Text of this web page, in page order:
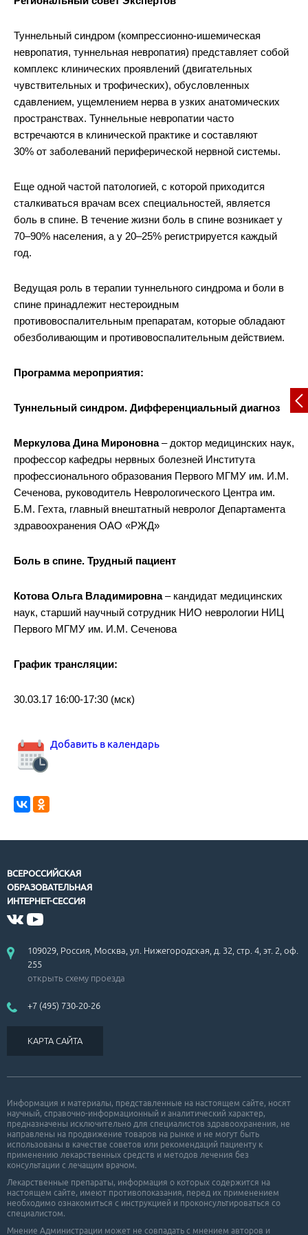
Туннельный синдром (компрессионно-ишемическая
невропатия, туннельная невропатия) представляет собой
комплекс клинических проявлений (двигательных
чувствительных и трофических), обусловленных
сдавлением, ущемлением нерва в узких анатомических
пространствах. Туннельные невропатии часто
встречаются в клинической практике и составляют
30% от заболеваний периферической нервной системы.
Еще одной частой патологией, с которой приходится
сталкиваться врачам всех специальностей, является
боль в спине. В течение жизни боль в спине возникает у
70–90% населения, а у 20–25% регистрируется каждый
год.
Ведущая роль в терапии туннельного синдрома и боли в
спине принадлежит нестероидным
противовоспалительным препаратам, которые обладают
обезболивающим и противовоспалительным действием.
Программа мероприятия:
Туннельный синдром. Дифференциальный диагноз
Меркулова Дина Мироновна– доктор медицинских наук,
профессор кафедры нервных болезней Института
профессионального образования Первого МГМУ им. И.М.
Сеченова, руководитель Неврологического Центра им.
Б.М. Гехта, главный внештатный невролог Департамента
здравоохранения ОАО «РЖД»
Боль в спине. Трудный пациент
Котова Ольга Владимировна– кандидат медицинских
наук, старший научный сотрудник НИО неврологии НИЦ
Первого МГМУ им. И.М. Сеченова
График трансляции:
30.03.17 16:00-17:30 (мск)
Добавить в календарь
ВСЕРОССИЙСКАЯ
ОБРАЗОВАТЕЛЬНАЯ
ИНТЕРНЕТ-СЕССИЯ
109029, Россия, Москва, ул. Нижегородская, д. 32, стр. 4, эт. 2, оф.
255
открыть схему проезда
+7 (495) 730-20-26
КАРТА САЙТА
Информация и материалы, представленные на настоящем сайте, носят
научный, справочно-информационный и аналитический характер,
предназначены исключительно для специалистов здравоохранения, не
направлены на продвижение товаров на рынке и не могут быть
использованы в качестве советов или рекомендаций пациенту к
применению лекарственных средств и методов лечения без
консультации с лечащим врачом.
Лекарственные препараты, информация о которых содержится на
настоящем сайте, имеют противопоказания, перед их применением
необходимо ознакомиться с инструкцией и проконсультироваться со
специалистом.
Мнение Администрации может не совпадать с мнением авторов и